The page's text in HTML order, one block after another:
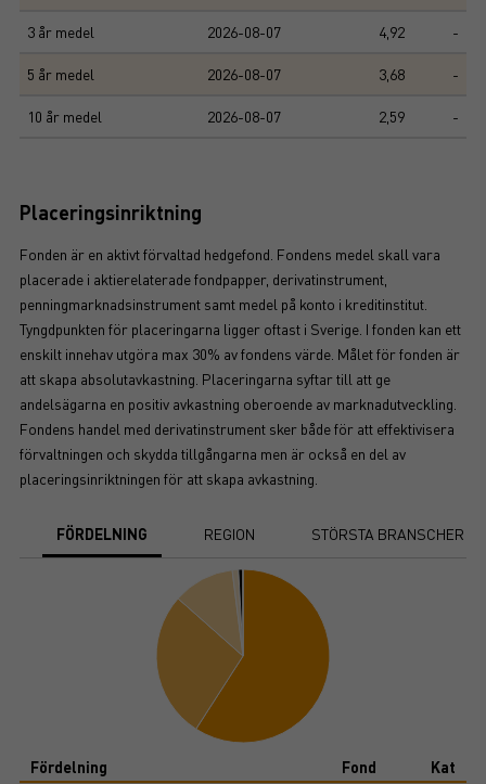
3 år medel 2026-08-07 4,92 -
5 år medel 2026-08-07 3,68 -
10 år medel 2026-08-07 2,59 -
Placeringsinriktning
Fonden är en aktivt förvaltad hedgefond. Fondens medel skall vara
placerade i aktierelaterade fondpapper, derivatinstrument,
penningmarknadsinstrument samt medel på konto i kreditinstitut.
Tyngdpunkten för placeringarna ligger oftast i Sverige. I fonden kan ett
enskilt innehav utgöra max 30% av fondens värde. Målet för fonden är
att skapa absolutavkastning. Placeringarna syftar till att ge
andelsägarna en positiv avkastning oberoende av marknadutveckling.
Fondens handel med derivatinstrument sker både för att effektivisera
förvaltningen och skydda tillgångarna men är också en del av
placeringsinriktningen för att skapa avkastning.
FÖRDELNING REGION STÖRSTA BRANSCHER
View as data table, Chart
End of interactive chart.
Fördelning Fond Kat